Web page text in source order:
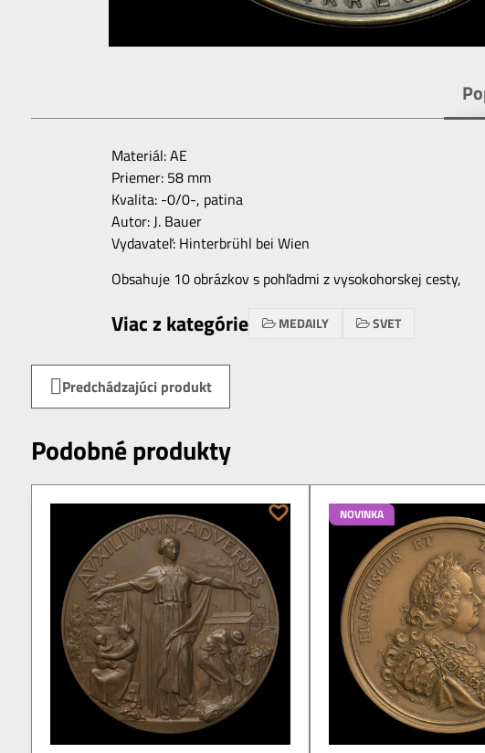
Materiál: AE
Priemer: 58 mm
Kvalita: -0/0-, patina
Autor: J. Bauer
Vydavateľ: Hinterbrühl bei Wien
Obsahuje 10 obrázkov s pohľadmi z vysokohorskej cesty,
Viac z kategórie MEDAILY SVET
Predchádzajúci produkt
Podobné produkty
NOVINKA